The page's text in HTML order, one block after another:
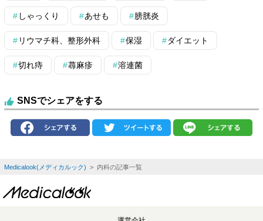
しゃっくり あせも 膀胱炎
リウマチ科、整形外科 保湿 ダイエット
切れ痔 蕁麻疹 溶連菌
SNSでシェアをする
Medicalook(メディカルック) > 内科の記事一覧